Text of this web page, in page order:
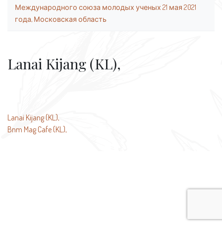
Международного союза молодых ученых 21 мая 2021
года, Московская область
Lanai Kijang (KL),
Навигация
по
Lanai Kijang (KL),
Bnm Mag Cafe (KL),